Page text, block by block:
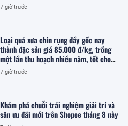
7 giờ trước
Loại quả xưa chín rụng đầy gốc nay
thành đặc sản giá 85.000 đ/kg, trồng
một lần thu hoạch nhiều năm, tốt cho
sức khỏe
7 giờ trước
Khám phá chuỗi trải nghiệm giải trí và
săn ưu đãi mới trên Shopee tháng 8 này